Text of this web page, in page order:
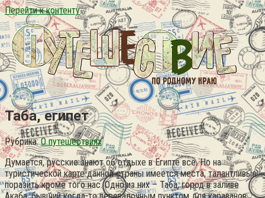
Перейти к контенту
Таба, египет
Рубрика: О путешествиях
Думается, русские знают об отдыхе в Египте все. Но на
туристической карте данной страны имеется места, талантливые
поразить кроме того нас. Одно из них – Таба, город в заливе